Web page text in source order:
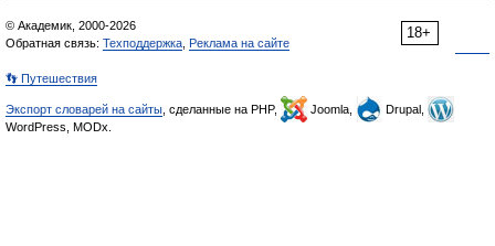
18+
© Академик, 2000-2026
Обратная связь: Техподдержка Реклама на сайте
👣 Путешествия
Экспорт словарей на сайты , сделанные на PHP, Joomla,
Drupal,
WordPress, MODx.